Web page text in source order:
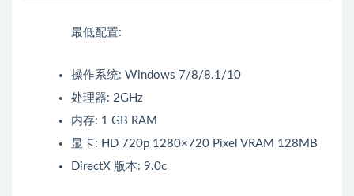
最低配置:
操作系统: Windows 7/8/8.1/10
处理器: 2GHz
内存: 1 GB RAM
显卡: HD 720p 1280×720 Pixel VRAM 128MB
DirectX 版本: 9.0c